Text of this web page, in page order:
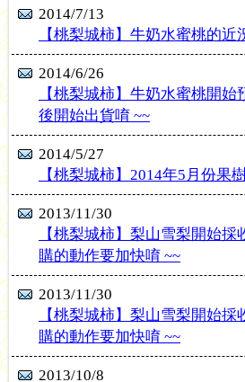
2014/7/13
【桃梨城柿】牛奶水蜜桃的近
2014/6/26
【桃梨城柿】牛奶水蜜桃開始
後開始出貨唷 ~~
2014/5/27
【桃梨城柿】2014年5月份果
2013/11/30
【桃梨城柿】梨山雪梨開始
購的動作要加快唷 ~~
2013/11/30
【桃梨城柿】梨山雪梨開始
購的動作要加快唷 ~~
2013/10/8